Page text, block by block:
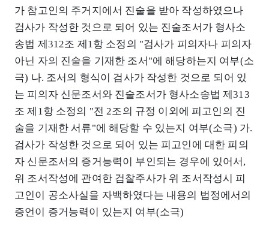
가 참고인의 주거지에서 진술을 받아 작성하였으나
검사가 작성한 것으로 되어 있는 진술조서가 형사소
송법 제312조 제1항 소정의 "검사가 피의자나 피의자
아닌 자의 진술을 기재한 조서"에 해당하는지 여부(소
극) 나. 조서의 형식이 검사가 작성한 것으로 되어 있
는 피의자 신문조서와 진술조서가 형사소송법 제313
조 제1항 소정의 "전 2조의 규정 이외에 피고인의 진
술을 기재한 서류"에 해당할 수 있는지 여부(소극) 가.
검사가 작성한 것으로 되어 있는 피고인에 대한 피의
자 신문조서의 증거능력이 부인되는 경우에 있어서,
위 조서작성에 관여한 검찰주사가 위 조서작성시 피
고인이 공소사실을 자백하였다는 내용의 법정에서의
증언이 증거능력이 있는지 여부(소극)